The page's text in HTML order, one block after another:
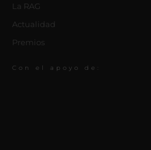
La RAG
Actualidad
Premios
Con el apoyo de: